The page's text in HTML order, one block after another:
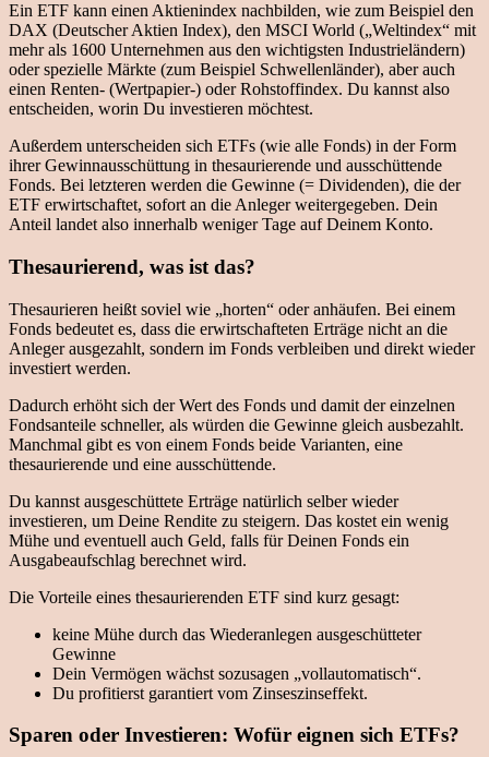
Ein ETF kann einen Aktienindex nachbilden, wie zum Beispiel den
DAX (Deutscher Aktien Index), den MSCI World („Weltindex“ mit
mehr als 1600 Unternehmen aus den wichtigsten Industrieländern)
oder spezielle Märkte (zum Beispiel Schwellenländer), aber auch
einen Renten- (Wertpapier-) oder Rohstoffindex. Du kannst also
entscheiden, worin Du investieren möchtest.
Außerdem unterscheiden sich ETFs (wie alle Fonds) in der Form
ihrer Gewinnausschüttung in thesaurierende und ausschüttende
Fonds. Bei letzteren werden die Gewinne (= Dividenden), die der
ETF erwirtschaftet, sofort an die Anleger weitergegeben. Dein
Anteil landet also innerhalb weniger Tage auf Deinem Konto.
Thesaurierend, was ist das?
Thesaurieren heißt soviel wie „horten“ oder anhäufen. Bei einem
Fonds bedeutet es, dass die erwirtschafteten Erträge nicht an die
Anleger ausgezahlt, sondern im Fonds verbleiben und direkt wieder
investiert werden.
Dadurch erhöht sich der Wert des Fonds und damit der einzelnen
Fondsanteile schneller, als würden die Gewinne gleich ausbezahlt.
Manchmal gibt es von einem Fonds beide Varianten, eine
thesaurierende und eine ausschüttende.
Du kannst ausgeschüttete Erträge natürlich selber wieder
investieren, um Deine Rendite zu steigern. Das kostet ein wenig
Mühe und eventuell auch Geld, falls für Deinen Fonds ein
Ausgabeaufschlag berechnet wird.
Die Vorteile eines thesaurierenden ETF sind kurz gesagt:
keine Mühe durch das Wiederanlegen ausgeschütteter
Gewinne
Dein Vermögen wächst sozusagen „vollautomatisch“.
Du profitierst garantiert vom Zinseszinseffekt.
Sparen oder Investieren: Wofür eignen sich ETFs?